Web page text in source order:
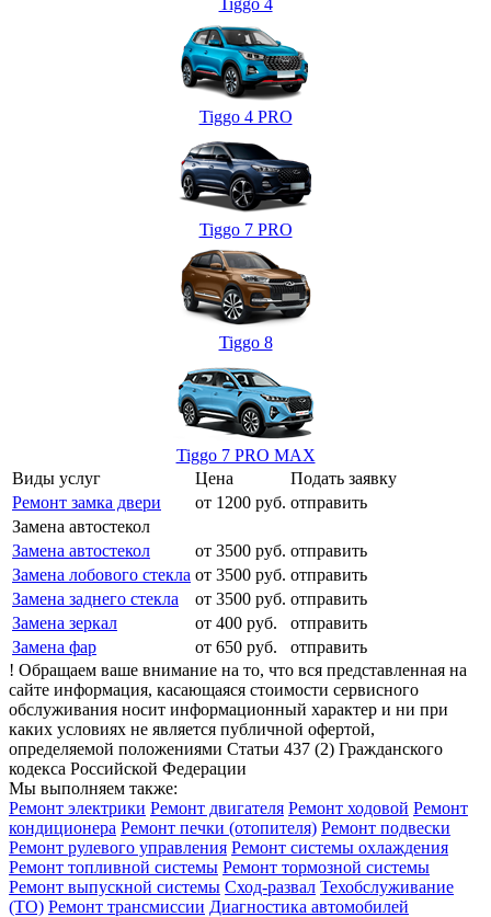
Tiggo 4 PRO
Tiggo 7 PRO
Tiggo 8
Tiggo 7 PRO MAX
Виды услуг
Цена
Подать заявку
Ремонт замка двери
от 1200 руб. отправить
Замена автостекол
Замена автостекол
от 3500 руб. отправить
Замена лобового стекла от 3500 руб. отправить
Замена заднего стекла
от 3500 руб. отправить
Замена зеркал
от 400 руб.
отправить
Замена фар
от 650 руб.
отправить
! Обращаем ваше внимание на то, что вся представленная на
сайте информация, касающаяся стоимости сервисного
обслуживания носит информационный характер и ни при
каких условиях не является публичной офертой,
определяемой положениями Статьи 437 (2) Гражданского
кодекса Российской Федерации
Мы выполняем также:
Ремонт электрики Ремонт двигателя Ремонт ходовой Ремонт
кондиционера Ремонт печки (отопителя) Ремонт подвески
Ремонт рулевого управления Ремонт системы охлаждения
Ремонт топливной системы Ремонт тормозной системы
Ремонт выпускной системы Сход-развал Техобслуживание
(ТО) Ремонт трансмиссии Диагностика автомобилей